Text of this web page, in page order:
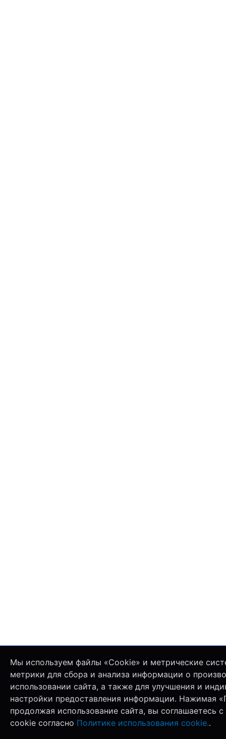
Мы используем файлы «Cookie» и метрические
метрики для сбора и анализа информации о
использовании сайта, а также для улучшения и
настройки предоставления информации. Нажимая
продолжая использование сайта, вы соглашаетесь
cookie согласно Политике использования cookie..